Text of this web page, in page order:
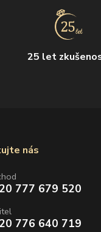
25 let
nás
777 679 520
776 640 719